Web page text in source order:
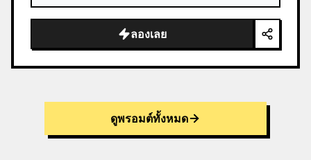
ลองเลย
ดูพรอมต์ทั้งหมด